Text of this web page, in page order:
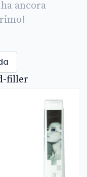
ancora
filler